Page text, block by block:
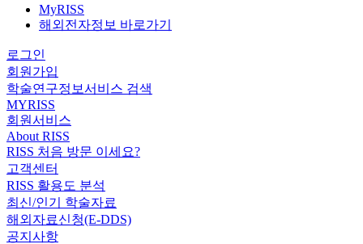
MyRISS
해외전자정보 바로가기
로그인
회원가입
학술연구정보서비스 검색
MYRISS
회원서비스
About RISS
RISS 처음 방문 이세요?
고객센터
RISS 활용도 분석
최신/인기 학술자료
해외자료신청(E-DDS)
공지사항